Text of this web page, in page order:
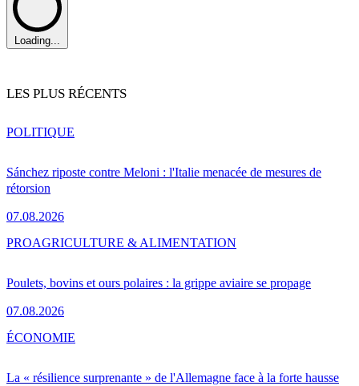
Loading...
LES PLUS RÉCENTS
Sánchez riposte contre Meloni : l'Italie menacée de mesures de
rétorsion
07.08.2026
POLITIQUE
Poulets, bovins et ours polaires : la grippe aviaire se propage
07.08.2026
PROAGRICULTURE & ALIMENTATION
La « résilience surprenante » de l'Allemagne face à la forte hausse
ÉCONOMIE